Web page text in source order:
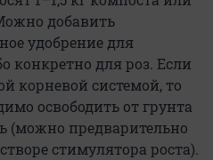
добавить
удобрение для
конкретно для роз. Если
корневой системой, то
освободить от грунта
(можно предварительно
стимулятора роста).